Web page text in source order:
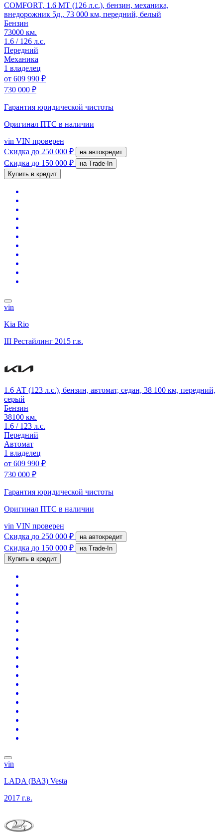
COMFORT, 1.6 MT (126 л.с.), бензин, механика,
внедорожник 5д., 73 000 км, передний, белый
Бензин
73000 км.
1.6 / 126 л.с.
Передний
Механика
1 владелец
от 609 990 ₽
730 000 ₽
Гарантия юридической чистоты
Оригинал ПТС в наличии
vin VIN проверен
Скидка до 250 000 ₽ на автокредит
Скидка до 150 000 ₽
на Trade-In
Купить в кредит
vin
Kia Rio
III Рестайлинг 2015 г.в.
1.6 АТ (123 л.с.), бензин, автомат, седан, 38 100 км, передний,
серый
Бензин
38100 км.
1.6 / 123 л.с.
Передний
Автомат
1 владелец
от 609 990 ₽
730 000 ₽
Гарантия юридической чистоты
Оригинал ПТС в наличии
vin VIN проверен
Скидка до 250 000 ₽ на автокредит
Скидка до 150 000 ₽
на Trade-In
Купить в кредит
vin
LADA (ВАЗ) Vesta
2017 г.в.